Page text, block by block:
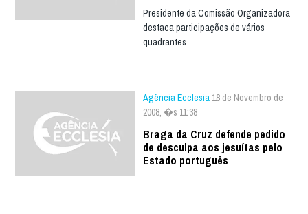
Presidente da Comissão Organizadora
destaca participações de vários
quadrantes
Agência Ecclesia 18 de Novembro de
2008, �s 11:38
Braga da Cruz defende pedido
de desculpa aos jesuítas pelo
Estado português